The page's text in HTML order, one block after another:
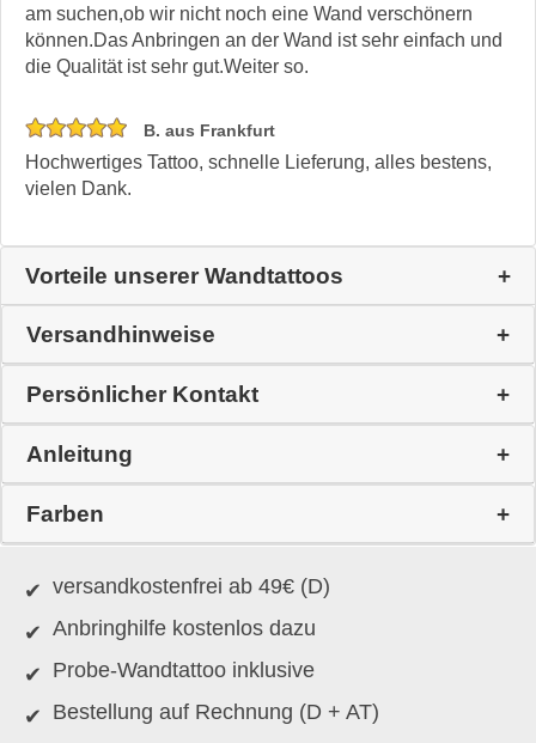
am suchen,ob wir nicht noch eine Wand verschönern
können.Das Anbringen an der Wand ist sehr einfach und
die Qualität ist sehr gut.Weiter so.
B. aus Frankfurt
Hochwertiges Tattoo, schnelle Lieferung, alles bestens,
vielen Dank.
Vorteile unserer Wandtattoos
Versandhinweise
Persönlicher Kontakt
Anleitung
Farben
versandkostenfrei ab 49€ (D)
Anbringhilfe kostenlos dazu
Probe-Wandtattoo inklusive
Bestellung auf Rechnung (D + AT)